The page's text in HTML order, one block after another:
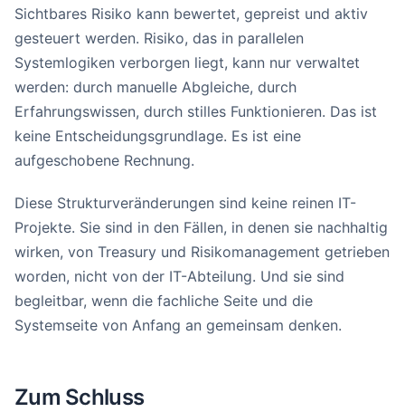
Sichtbares Risiko kann bewertet, gepreist und aktiv
gesteuert werden. Risiko, das in parallelen
Systemlogiken verborgen liegt, kann nur verwaltet
werden: durch manuelle Abgleiche, durch
Erfahrungswissen, durch stilles Funktionieren. Das ist
keine Entscheidungsgrundlage. Es ist eine
aufgeschobene Rechnung.
Diese Strukturveränderungen sind keine reinen IT-
Projekte. Sie sind in den Fällen, in denen sie nachhaltig
wirken, von Treasury und Risikomanagement getrieben
worden, nicht von der IT-Abteilung. Und sie sind
begleitbar, wenn die fachliche Seite und die
Systemseite von Anfang an gemeinsam denken.
Zum Schluss